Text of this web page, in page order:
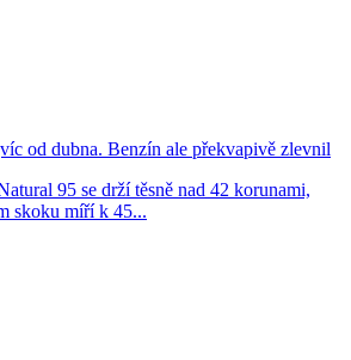
od dubna. Benzín ale překvapivě zlevnil
95 se drží těsně nad 42 korunami,
skoku míří k 45...